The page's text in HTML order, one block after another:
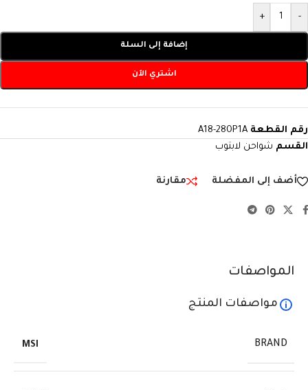
-
+
إضافة إلى السلة
اشتري الآن
رقم القطعة A18-280P1A
القسم شواحن لابتوب
أضف إلى المفضلة مقارنة
المواصفات
مواصفات المنتج
BRAND
MSI